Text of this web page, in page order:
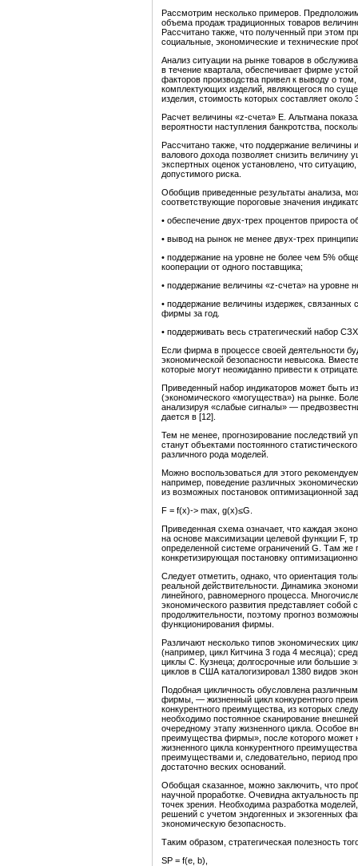
Рассмотрим несколько примеров.
объема продаж традиционных товаров
Рассчитано также, что полученный при этом
социальные, экономические и технические
Анализ ситуации на рынке товаров в
в течение квартала, обеспечивает фирме
факторов производства привел к выводу о
комплектующих изделий, являющегося по
изделия, стоимость которых составляет
Расчет величины «z-счета» Е. Альтмана
вероятности наступления банкротства,
Рассчитано также, что поддержание
валового дохода позволяет снизить
экспертных оценок установлено, что
допустимого риска.
Обобщив приведенные результаты анализа,
соответствующие пороговые значения
• обеспечение двух-трех процентов прироста
• вывод на рынок не менее двух-трех
• поддержание на уровне не более чем 5%
кооперации от одного поставщика;
• поддержание величины «z-счета» на уровне
• поддержание величины издержек,
фирмы за год.
• поддерживать весь стратегический набор
Если фирма в процессе своей деятельности
экономической безопасности невысока.
которые могут неожиданно привести к
Приведенный набор индикаторов может быть
(экономического «могущества») на рынке.
анализируя «слабые сигналы» —
дается в [12].
Тем не менее, прогнозирование последствий
станут объектами постоянного
различного рода моделей.
Можно воспользоваться для этого
например, поведение различных
из возможных постановок оптимизационной
F = f(x)-> max, g(x)≤G.
Приведенная схема означает, что каждая
на основе максимизации целевой функции F,
определенной системе ограничений G. Там
конкретизирующая постановку
Следует отметить, однако, что ориентация
реальной действительности. Динамика
линейного, равномерного процесса.
экономического развития представляет
продолжительности, поэтому прогноз
функционирования фирмы.
Различают несколько типов экономических
(например, цикл Китчина 3 года 4 месяца);
циклы С. Кузнеца; долгосрочные или большие
циклов в США каталогизировал 1380 видов
Подобная цикличность обусловлена
фирмы, — жизненный цикл конкурентного
конкурентного преимущества, из которых
необходимо постоянное сканирование
очередному этапу жизненного цикла. Особое
преимущества фирмы», после ко­торого может
жизненного цикла конкурентного
преимуществами и, следователь­но, период
достаточно веских оснований.
Обобщая сказанное, можно заключить, что
научной проработке. Очевидна актуальность
точек зрения. Необходима разработка
решений с учетом эндогенных и экзогенных
экономическую безопасность.
Таким образом, стратегическая полезность
SP = f(е, b),